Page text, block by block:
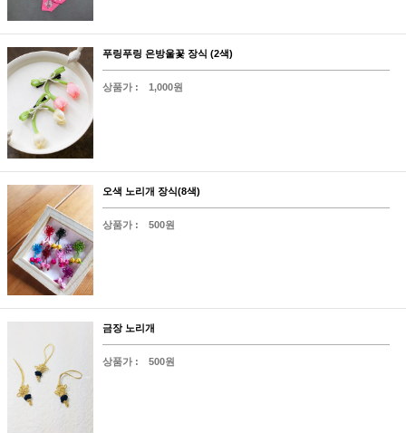
푸링푸링 은방울꽃 장식 (2색)
상품가 : 1,000원
오색 노리개 장식(8색)
상품가 : 500원
금장 노리개
상품가 : 500원